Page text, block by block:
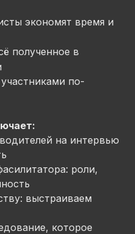
экономят время и
полученное в
участниками по-
на интервью
роли,
выстраиваем
которое